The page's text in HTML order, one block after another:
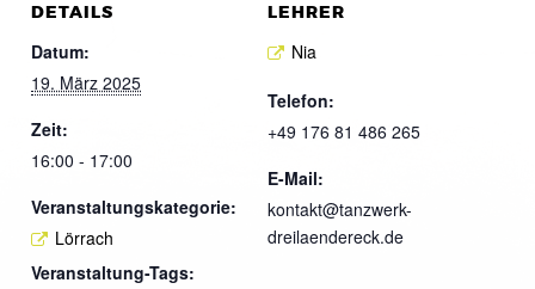
DETAILS
Datum:
19. März 2025
Zeit:
16:00 - 17:00
Veranstaltungskategorie:
Lörrach
Veranstaltung-Tags:
LEHRER
Nia
Telefon:
+49 176 81 486 265
E-Mail:
kontakt@tanzwerk-
dreilaendereck.de